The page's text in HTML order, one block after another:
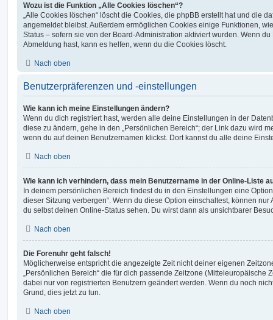
Wozu ist die Funktion „Alle Cookies löschen“?
„Alle Cookies löschen“ löscht die Cookies, die phpBB erstellt hat und die
angemeldet bleibst. Außerdem ermöglichen Cookies einige Funktionen,
Status – sofern sie von der Board-Administration aktiviert wurden. Wenn
Abmeldung hast, kann es helfen, wenn du die Cookies löscht.
Nach oben
Benutzerpräferenzen und -einstellungen
Wie kann ich meine Einstellungen ändern?
Wenn du dich registriert hast, werden alle deine Einstellungen in der
diese zu ändern, gehe in den „Persönlichen Bereich“; der Link dazu wird
wenn du auf deinen Benutzernamen klickst. Dort kannst du alle deine
Nach oben
Wie kann ich verhindern, dass mein Benutzername in der Online-Liste
In deinem persönlichen Bereich findest du in den Einstellungen eine
dieser Sitzung verbergen“. Wenn du diese Option einschaltest, können
du selbst deinen Online-Status sehen. Du wirst dann als unsichtbarer
Nach oben
Die Forenuhr geht falsch!
Möglicherweise entspricht die angezeigte Zeit nicht deiner eigenen
„Persönlichen Bereich“ die für dich passende Zeitzone (Mitteleuropäische
dabei nur von registrierten Benutzern geändert werden. Wenn du noch
Grund, dies jetzt zu tun.
Nach oben